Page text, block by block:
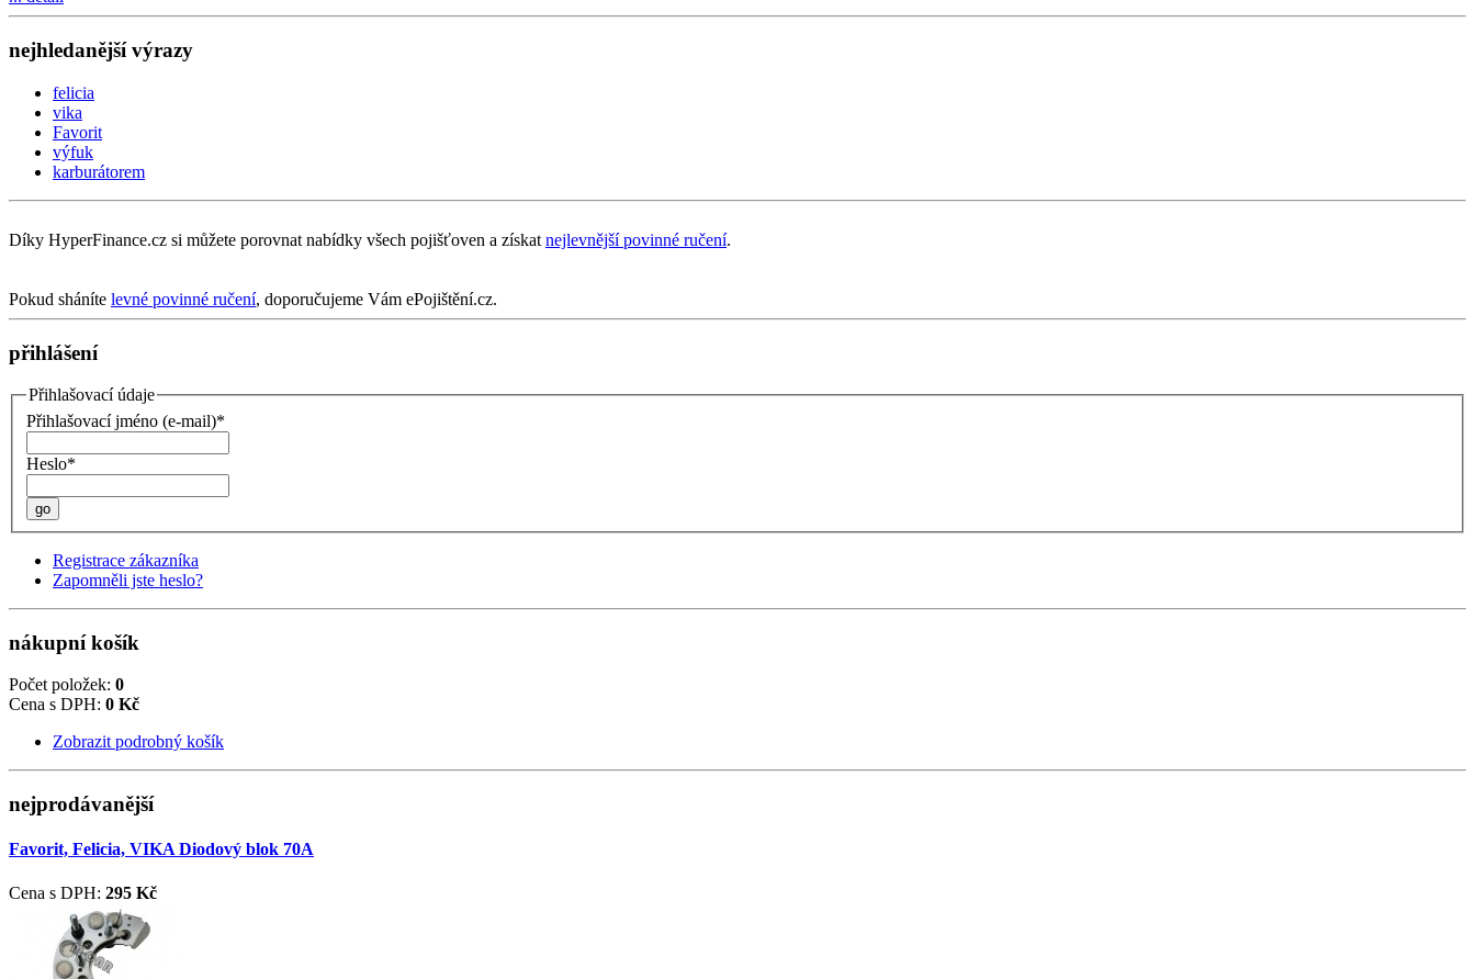
nejhledanější výrazy
felicia
vika
Favorit
výfuk
karburátorem
Díky HyperFinance.cz si můžete porovnat nabídky všech pojišťoven a získat nejlevnější povinné ručení.
Pokud sháníte levné povinné ručení, doporučujeme Vám ePojištění.cz.
přihlášení
Přihlašovací údaje
Přihlašovací jméno (e-mail)*
Heslo*
go
Registrace zákazníka
Zapomněli jste heslo?
nákupní košík
Počet položek: 0
Cena s DPH: 0 Kč
Zobrazit podrobný košík
nejprodávanější
Favorit, Felicia, VIKA Diodový blok 70A
Cena s DPH: 295 Kč